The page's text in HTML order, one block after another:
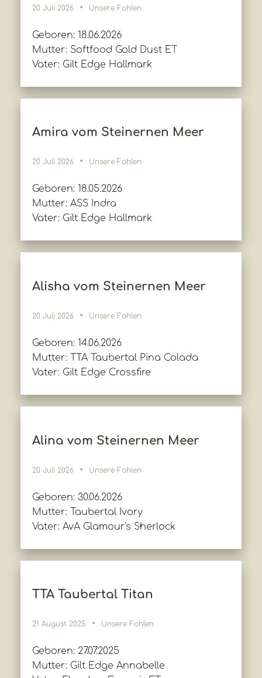
20 Juli 2026 Unsere Fohlen
Geboren: 18.06.2026
Mutter: Softfood Gold Dust ET
Vater: Gilt Edge Hallmark
Amira vom Steinernen Meer
20 Juli 2026 Unsere Fohlen
Geboren: 18.05.2026
Mutter: ASS Indra
Vater: Gilt Edge Hallmark
Alisha vom Steinernen Meer
20 Juli 2026 Unsere Fohlen
Geboren: 14.06.2026
Mutter: TTA Taubertal Pina Colada
Vater: Gilt Edge Crossfire
Alina vom Steinernen Meer
20 Juli 2026 Unsere Fohlen
Geboren: 30.06.2026
Mutter: Taubertal Ivory
Vater: AvA Glamour's Sherlock
TTA Taubertal Titan
21 August 2025 Unsere Fohlen
Geboren: 27.07.2025
Mutter: Gilt Edge Annabelle